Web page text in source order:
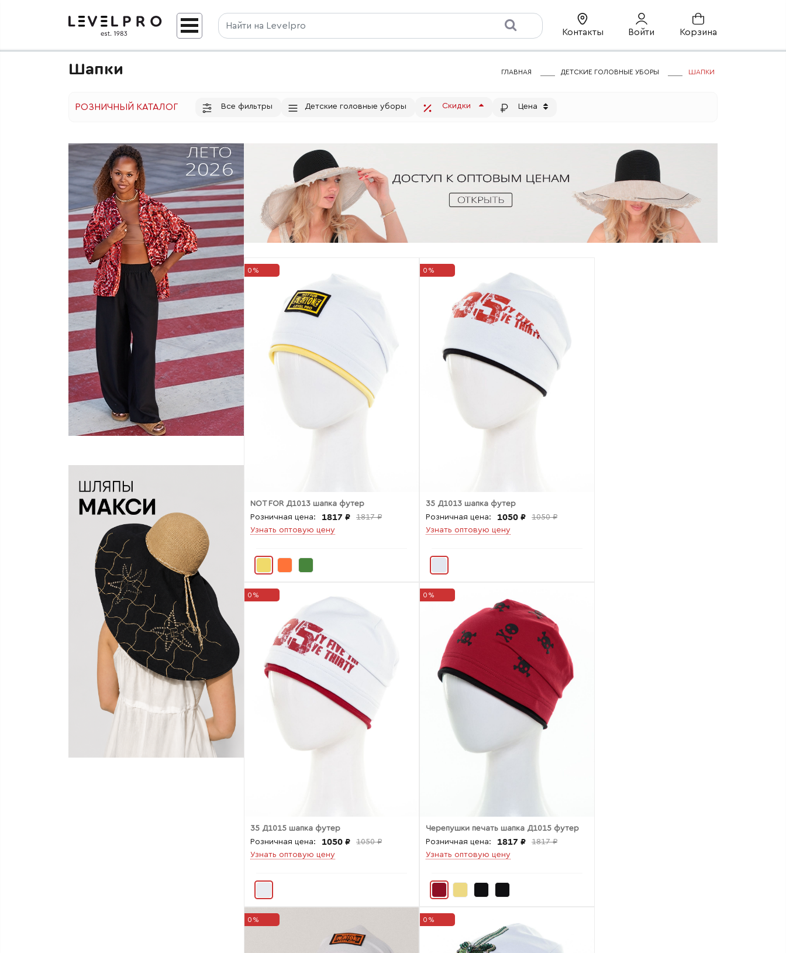
Контакты Войти Корзина
Шапки ГЛАВНАЯ ДЕТСКИЕ ГОЛОВНЫЕ УБОРЫ ШАПКИ
РОЗНИЧНЫЙ КАТАЛОГ Все фильтры Детские головные уборы Скидки Цена
0%
NOT FOR Д1013 шапка футер
Розничная цена:
1817 ₽
1817 ₽
Узнать оптовую цену
0%
35 Д1013 шапка футер
Розничная цена:
1050 ₽
1050 ₽
Узнать оптовую цену
0%
35 Д1015 шапка футер
Розничная цена:
1050 ₽
1050 ₽
Узнать оптовую цену
0%
Черепушки печать шапка Д1015 футер
Розничная цена:
1817 ₽
1817 ₽
Узнать оптовую цену
0% 0%